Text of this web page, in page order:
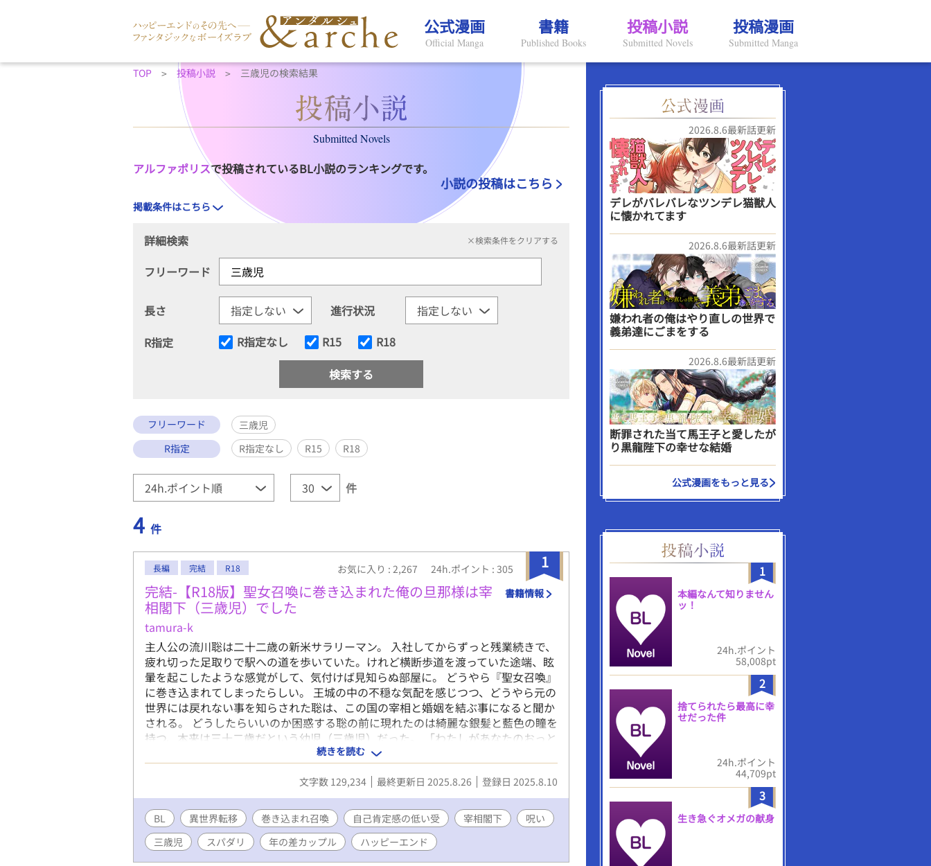
公式漫画
Official Manga
書籍
Published Books
投稿小説
Submitted Novels
投稿漫画
Submitted Manga
TOP 投稿小説 三歳児の検索結果
Submitted Novels
アルファポリスで投稿されているBL小説のランキングです。
小説の投稿はこちら
掲載条件はこちら
詳細検索 ×検索条件をクリアする
フリーワード
長さ
進行状況
R指定
R指定なし R15 R18
フリーワード
三歳児
R指定
R指定なし R15 R18
件
4 件
1
長編 完結 R18 お気に入り : 2,267 24h.ポイント : 305
完結-【R18版】聖女召喚に巻き込まれた俺の旦那様は宰
相閣下（三歳児）でした
tamura-k
書籍情報
主人公の流川聡は二十二歳の新米サラリーマン。 入社してからずっと残業続きで、
疲れ切った足取りで駅への道を歩いていた。けれど横断歩道を渡っていた途端、眩
暈を起こしたような感覚がして、気付けば見知らぬ部屋に。 どうやら『聖女召喚』
に巻き込まれてしまったらしい。 王城の中の不穏な気配を感じつつ、どうやら元の
世界には戻れない事を知らされた聡は、この国の宰相と婚姻を結ぶ事になると聞か
される。 どうしたらいいのか困惑する聡の前に現れたのは綺麗な銀髪と藍色の瞳を
持つ、本来は三十二歳だという幼児（三歳児）だった。 「わたしがあなたのおっと
となる、ふぃりうしゅ・えばん・こんこりゅでぃあだ」 呪いをかけられて三歳児の
姿になっている宰相閣下(攻)と自己肯定感の低い青年(受)のファンタジーラブストー
リー。 さて、二人の恋の行方は……………… 小説家になろうにて連載をしていま
したが、R18版としてこちらで更新。 ※完結しました（2025.8.26） この先のエ
ピソードはまた改めて。 ありがとうございました。
続きを読む
文字数 129,234 最終更新日 2025.8.26 登録日 2025.8.10
BL 異世界転移 巻き込まれ召喚 自己肯定感の低い受 宰相閣下
呪い
三歳児
スパダリ 年の差カップル ハッピーエンド
2026.8.6最新話更新
デレがバレバレなツンデレ猫獣人
に懐かれてます
2026.8.6最新話更新
嫌われ者の俺はやり直しの世界で
義弟達にごまをする
2026.8.6最新話更新
断罪された当て馬王子と愛したが
り黒龍陛下の幸せな結婚
公式漫画をもっと見る
1
本編なんて知りません
ッ！
24h.ポイント
58,008pt
2
捨てられたら最高に幸
せだった件
24h.ポイント
44,709pt
3
生き急ぐオメガの献身